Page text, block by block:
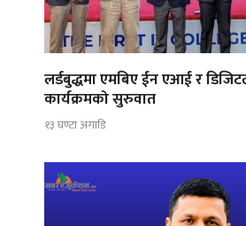
लर्डबुद्धमा एमबिए ईन एआई र
कार्यक्रमको सुरुवात
१३ घण्टा अगाडि